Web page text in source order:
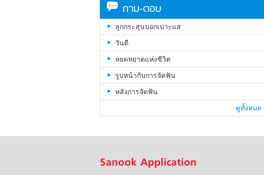
ถาม-ตอบ
ลูกกระสุนบอกเบาะแส
วันดี
หยดหยาดแห่งชีวิต
รูปหน้ากับการจัดฟัน
หลังการจัดฟัน
ดูทั้งหมด
Sanook Application